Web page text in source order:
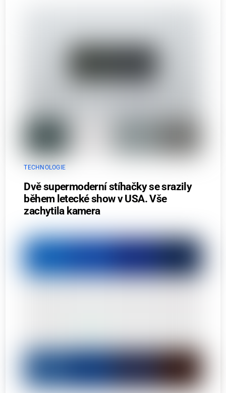
TECHNOLOGIE
Dvě supermoderní stíhačky se srazily
během letecké show v USA. Vše
zachytila kamera